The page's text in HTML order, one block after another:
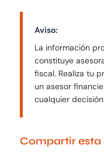
Aviso:
La información
constituye
fiscal. Realiza tu
un asesor
cualquier
Compartir esta